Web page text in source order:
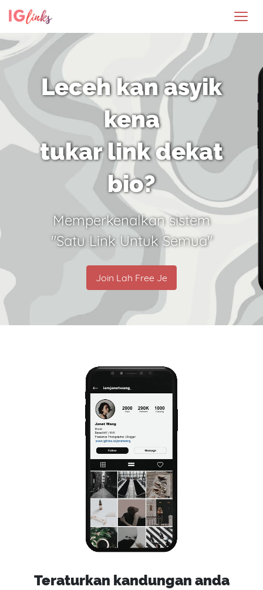
Leceh kan asyik
kena
tukar link dekat
bio?
Memperkenalkan sistem
"Satu Link Untuk Semua"
Join Lah Free Je
Teraturkan kandungan anda